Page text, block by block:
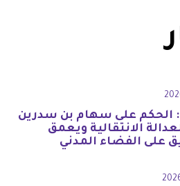
الحكم على سهام بن سدرين
الانتقالية ويعمق
على الفضاء المدني